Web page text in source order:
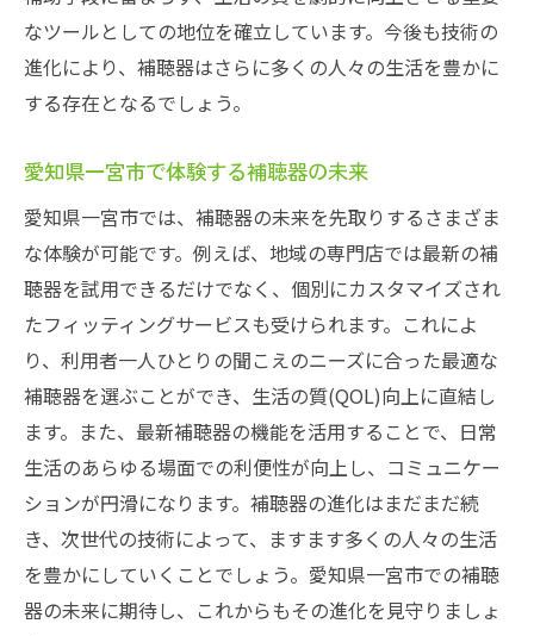
なツールとしての地位を確立しています。今後も技術の
進化により、補聴器はさらに多くの人々の生活を豊かに
する存在となるでしょう。
愛知県一宮市で体験する補聴器の未来
愛知県一宮市では、補聴器の未来を先取りするさまざま
な体験が可能です。例えば、地域の専門店では最新の補
聴器を試用できるだけでなく、個別にカスタマイズされ
たフィッティングサービスも受けられます。これによ
り、利用者一人ひとりの聞こえのニーズに合った最適な
補聴器を選ぶことができ、生活の質(QOL)向上に直結し
ます。また、最新補聴器の機能を活用することで、日常
生活のあらゆる場面での利便性が向上し、コミュニケー
ションが円滑になります。補聴器の進化はまだまだ続
き、次世代の技術によって、ますます多くの人々の生活
を豊かにしていくことでしょう。愛知県一宮市での補聴
器の未来に期待し、これからもその進化を見守りましょ